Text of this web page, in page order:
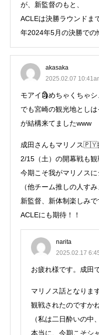
が、新監督のもと、
ACLEは決勝ラウンドま
年2024年5月の決勝での
akasaka
2025.02.07
モアイ🗿めちゃくちゃ
でも宮崎の観光地とし
が結構来てましたwww
成田さんもマリノス🇵🇾
2/15（土）の開幕戦も
今期こそ我がマリノス
（他チーム推しの人すみ
新監督、新体制楽しみで
ACLEにも期待！！
narita
2025.02.17
お疲れ様です。成田
マリノス話となりま
観戦されたのですか
（私は二日酔いの中
本当に、今期こそシ